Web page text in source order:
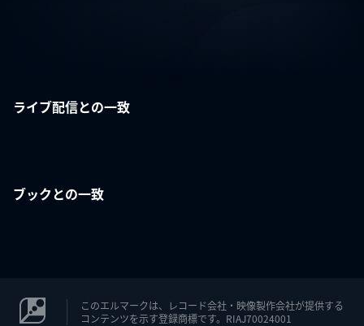
ライブ配信との一致
ブックとの一致
このエルマークは、レコード会社・映像製作会社が提供する
コンテンツを示す登録商標です。RIAJ70024001